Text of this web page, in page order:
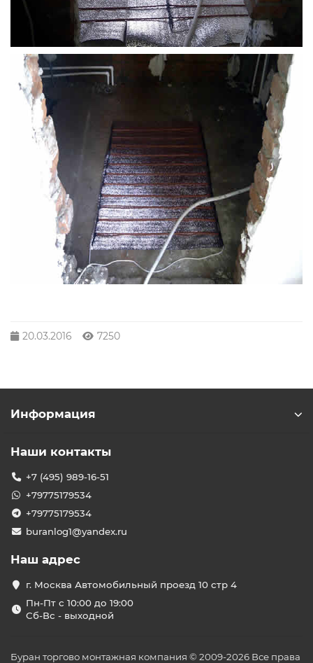
20.03.2016 7250
Информация
Наши контакты
+7 (495) 989-16-51
+79775179534
+79775179534
buranlog1@yandex.ru
Наш адрес
г. Москва Автомобильный проезд 10 стр 4
Пн-Пт с 10:00 до 19:00
Сб-Вс - выходной
Буран торгово монтажная компания © 2009-2026 Все права